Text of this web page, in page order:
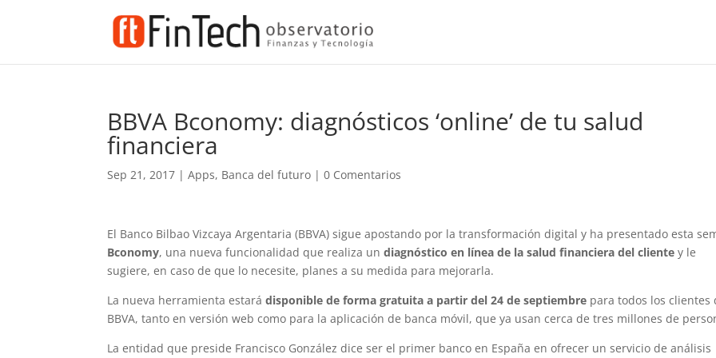
BBVA Bconomy: diagnósticos ‘online’ de tu salud
financiera
Sep 21, 2017 |Apps, Banca del futuro |0 Comentarios
El Banco Bilbao Vizcaya Argentaria (BBVA) sigue apostando por la transformación digital y ha presentado esta
Bconomy, una nueva funcionalidad que realiza undiagnóstico en línea de la salud financiera del cliente y le
sugiere, en caso de que lo necesite, planes a su medida para mejorarla.
La nueva herramienta estarádisponible de forma gratuita a partir del 24 de septiembre para todos los clientes
BBVA, tanto en versión web como para la aplicación de banca móvil, que ya usan cerca de tres millones de
La entidad que preside Francisco González dice ser el primer banco en España en ofrecer un servicio de análisis